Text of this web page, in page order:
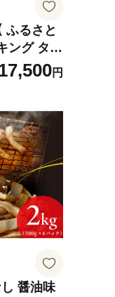
ふるさと
ング タコ
こ セット
海道 長
円
醤油味